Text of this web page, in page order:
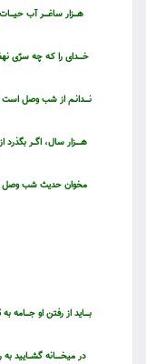
هــــزار ساغـــــر آب
خـــــداى را كـه چه
نـــــدانــم از شب وصل
هــــــزار سال، اگـــر
مخوان حديث شب وصل
بـــــايد از رفتن او
در ميخــــــانه